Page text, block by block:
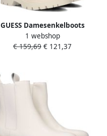
GUESS Damesenkelboots
Beige RIPLEI 36 EU Fijne
Elegante Veterboots
1 webshop
€ 159,69 € 121,37